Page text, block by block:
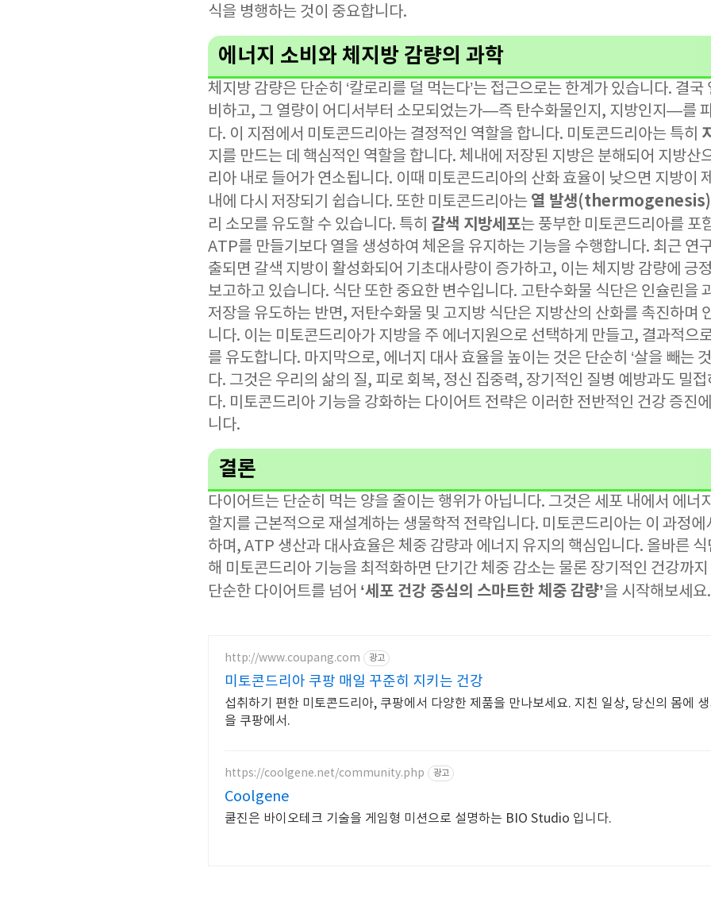
식을 병행하는 것이 중요합니다.
에너지 소비와 체지방 감량의 과학
체지방 감량은 단순히 ‘칼로리를 덜 먹는다’는 접근으로는 한계가 있습니다. 결
비하고, 그 열량이 어디서부터 소모되었는가—즉 탄수화물인지, 지방인지—를
다. 이 지점에서 미토콘드리아는 결정적인 역할을 합니다. 미토콘드리아는 특히
지를 만드는 데 핵심적인 역할을 합니다. 체내에 저장된 지방은 분해되어 지방산
리아 내로 들어가 연소됩니다. 이때 미토콘드리아의 산화 효율이 낮으면 지방이
내에 다시 저장되기 쉽습니다. 또한 미토콘드리아는 열 발생(thermogenesis)
리 소모를 유도할 수 있습니다. 특히 갈색 지방세포는 풍부한 미토콘드리아를 포
ATP를 만들기보다 열을 생성하여 체온을 유지하는 기능을 수행합니다. 최근 연
출되면 갈색 지방이 활성화되어 기초대사량이 증가하고, 이는 체지방 감량에 긍
보고하고 있습니다. 식단 또한 중요한 변수입니다. 고탄수화물 식단은 인슐린을
저장을 유도하는 반면, 저탄수화물 및 고지방 식단은 지방산의 산화를 촉진하며
니다. 이는 미토콘드리아가 지방을 주 에너지원으로 선택하게 만들고, 결과적으
를 유도합니다. 마지막으로, 에너지 대사 효율을 높이는 것은 단순히 ‘살을 빼는
다. 그것은 우리의 삶의 질, 피로 회복, 정신 집중력, 장기적인 질병 예방과도 밀접
다. 미토콘드리아 기능을 강화하는 다이어트 전략은 이러한 전반적인 건강 증진
니다.
결론
다이어트는 단순히 먹는 양을 줄이는 행위가 아닙니다. 그것은 세포 내에서 에너
할지를 근본적으로 재설계하는 생물학적 전략입니다. 미토콘드리아는 이 과정에
하며, ATP 생산과 대사효율은 체중 감량과 에너지 유지의 핵심입니다. 올바른
해 미토콘드리아 기능을 최적화하면 단기간 체중 감소는 물론 장기적인 건강까지
단순한 다이어트를 넘어 ‘세포 건강 중심의 스마트한 체중 감량’을 시작해보세요.
http://www.coupang.com 광고
미토콘드리아 쿠팡 매일 꾸준히 지키는 건강
섭취하기 편한 미토콘드리아, 쿠팡에서 다양한 제품을 만나보세요. 지친 일상, 당신의 몸에
을 쿠팡에서.
https://coolgene.net/community.php 광고
Coolgene
쿨진은 바이오테크 기술을 게임형 미션으로 설명하는 BIO Studio 입니다.